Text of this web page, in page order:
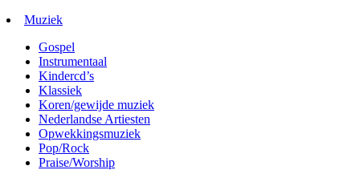
Muziek
Gospel
Instrumentaal
Kindercd’s
Klassiek
Koren/gewijde muziek
Nederlandse Artiesten
Opwekkingsmuziek
Pop/Rock
Praise/Worship